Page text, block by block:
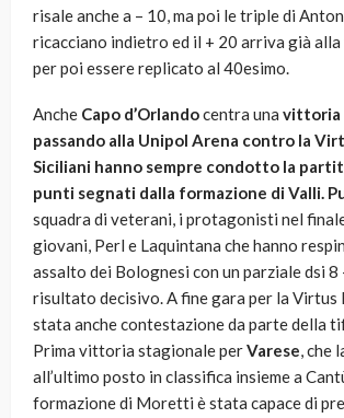
risale anche a – 10, ma poi le triple di
ricacciano indietro ed il + 20 arriva già
per poi essere replicato al 40esimo.
Anche Capo d’Orlandocentra una vittoria
passando alla Unipol Arena contro la
Siciliani hanno sempre condotto la
punti segnati dalla formazione di Valli.
squadra di veterani, i protagonisti nel
giovani, Perl e Laquintana che hanno
assalto dei Bolognesi con un parziale dsi 8
risultato decisivo. A fine gara per la Virtus
stata anche contestazione da parte della
Prima vittoria stagionale perVarese, che
all’ultimo posto in classifica insieme a
formazione di Moretti è stata capace di